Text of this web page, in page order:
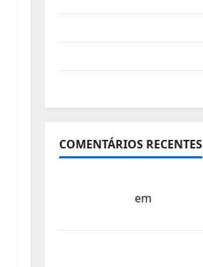
COMENTÁRIOS RECENTES
em